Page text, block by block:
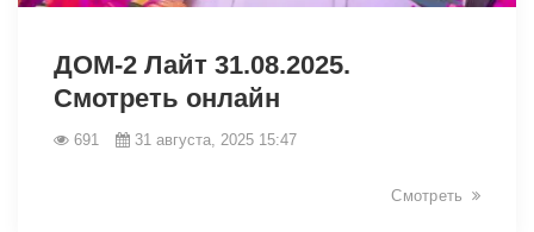
ДОМ-2 Лайт 31.08.2025.
Смотреть онлайн
691 31 августа, 2025 15:47
Смотреть